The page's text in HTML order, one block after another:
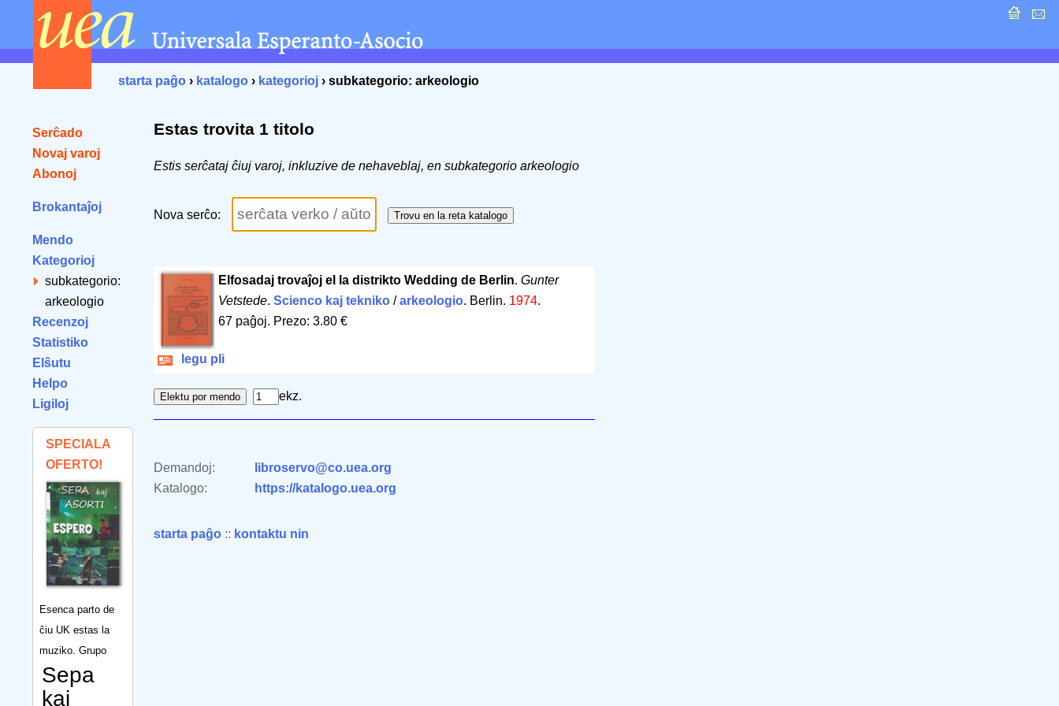
starta paĝo › katalogo › kategorioj › subkategorio: arkeologio
Serĉado
Novaj varoj
Abonoj
Brokantaĵoj
Mendo
Kategorioj
subkategorio:
arkeologio
Recenzoj
Statistiko
Elŝutu
Helpo
Ligiloj
SPECIALA
OFERTO!
Esenca parto de
ĉiu UK estas la
muziko. Grupo
Sepa
kaj
Estas trovita 1 titolo
Estis serĉataj ĉiuj varoj, inkluzive de nehaveblaj, en subkategorio arkeologio
Nova serĉo:
Elfosadaj trovaĵoj el la distrikto Wedding de Berlin. Gunter
Vetstede. Scienco kaj tekniko/arkeologio. Berlin. 1974.
67 paĝoj. Prezo: 3.80 €
legu pli
ekz.
Demandoj:
libroservo@co.uea.org
Katalogo:
https://katalogo.uea.org
starta paĝo :: kontaktu nin